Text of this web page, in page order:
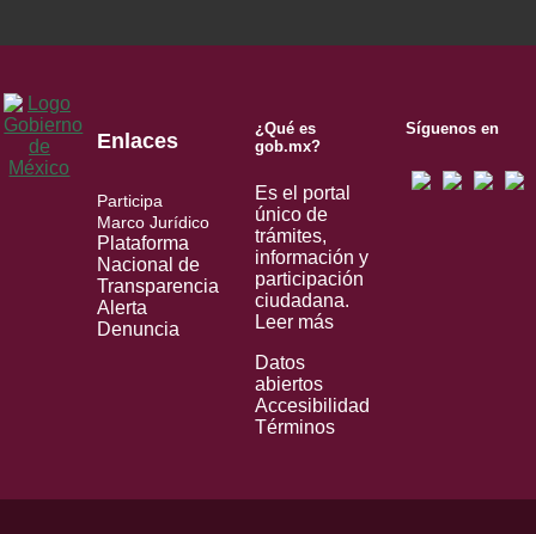
Enlaces
Participa
Marco Jurídico
Plataforma
Nacional de
Transparencia
Alerta
Denuncia
¿Qué es
gob.mx?
Es el portal
único de
trámites,
información y
participación
ciudadana.
Leer más
Datos
abiertos
Accesibilidad
Términos
Síguenos en